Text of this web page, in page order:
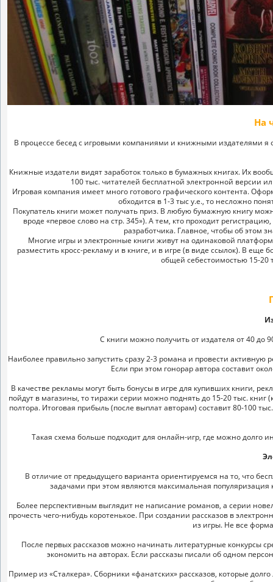
На
В процессе бесед с игровыми компаниями и книжными издателями
Книжные издатели видят заработок только в бумажных книгах. Их
100 тыс. читателей бесплатной электронной версии
Игровая компания имеет много готового графического контента.
обходится в 1-3 тыс у.е., то несложно
Покупатель книги может получать приз. В любую бумажную книгу
вроде «первое слово на стр. 345»). А тем, кто проходит
разработчика. Главное, чтобы об этом
Многие игры и электронные книги живут на одинаковой
разместить кросс-рекламу и в книге, и в игре (в виде ссылок). B
общей себестоимостью 15-20
С книги можно получить от издателя от 40 до
Наиболее правильно запустить сразу 2-3 романа и провести
Если при этом гонорар автора составит
В качестве рекламы могут быть бонусы в игре для купивших книги,
пойдут в магазины, то тиражи серии можно поднять до 15-20 тыс. книг
полтора. Итоговая прибыль (после выплат авторам) составит 80-100
Такая схема больше подходит для онлайн-игр, где можно долго
В отличие от предыдущего варианта ориентируемся на то, что
задачами при этом являются максимальная популяризация
Более перспективным выглядит не написание романов, а серии
прочесть чего-нибудь коротенькое. При создании рассказов в
из игры. Не все
После первых рассказов можно начинать литературные конкурсы
экономить на авторах. Если рассказы писали об одном
Пример из «Сталкера». Сборники «фанатских» рассказов, которые